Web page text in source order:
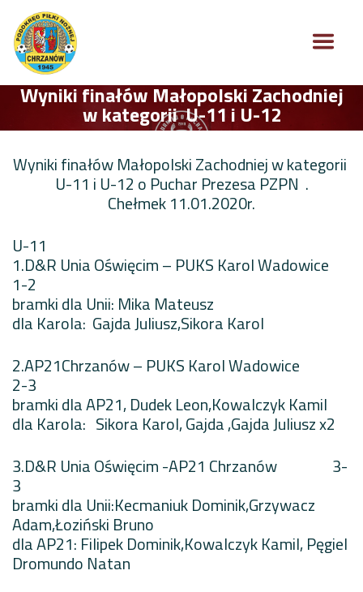
Wyniki finałów Małopolski Zachodniej
w kategorii U-11 i U-12
Wyniki finałów Małopolski Zachodniej w kategorii
U-11 i U-12 o Puchar Prezesa PZPN .
Chełmek 11.01.2020r.
U-11
1.D&R Unia Oświęcim – PUKS Karol Wadowice
1-2
bramki dla Unii: Mika Mateusz
dla Karola: Gajda Juliusz,Sikora Karol
2.AP21Chrzanów – PUKS Karol Wadowice
2-3
bramki dla AP21, Dudek Leon,Kowalczyk Kamil
dla Karola: Sikora Karol, Gajda ,Gajda Juliusz x2
3.D&R Unia Oświęcim -AP21 Chrzanów 3-
3
bramki dla Unii:Kecmaniuk Dominik,Grzywacz
Adam,Łoziński Bruno
dla AP21: Filipek Dominik,Kowalczyk Kamil, Pęgiel
Dromundo Natan